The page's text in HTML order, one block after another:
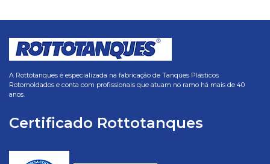
A Rottotanques é especializada na fabricação de Tanques Plásticos
Rotomoldados e conta com profissionais que atuam no ramo há mais de 40
anos.
Certificado Rottotanques